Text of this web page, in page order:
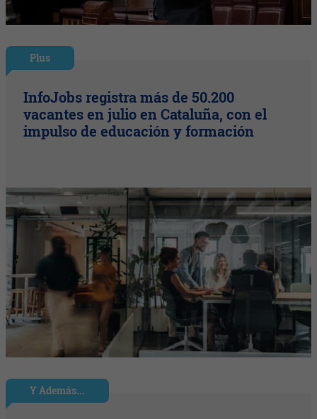
Plus
InfoJobs registra más de 50.200
vacantes en julio en Cataluña, con el
impulso de educación y formación
Y Además...